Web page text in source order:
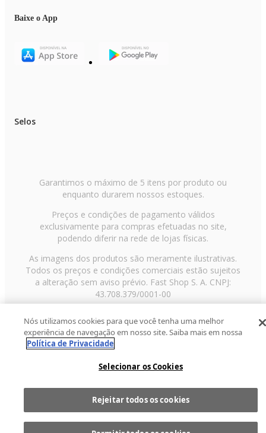
Comprar
Baixe o App
Selos
Garantimos o máximo de 5 itens por produto ou
enquanto durarem nossos estoques.
Preços e condições de pagamento válidos
exclusivamente para compras efetuadas no site,
podendo diferir na rede de lojas físicas.
As imagens dos produtos são meramente ilustrativas.
Todos os preços e condições comerciais estão sujeitos
a alteração sem aviso prévio. Fast Shop S. A. CNPJ:
43.708.379/0001-00
Paulo/SP, CEP 02029-001, Telefone: 11 3003-3728 ©
2013 Fast Shop - Todos os direitos reservadosRF
Nós utilizamos cookies para que você tenha uma melhor
experiência de navegação em nosso site. Saiba mais em nossa
Política de Privacidade
Selecionar os Cookies
Rejeitar todos os cookies